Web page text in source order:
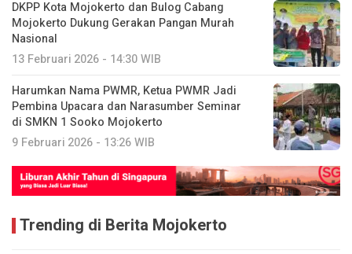
DKPP Kota Mojokerto dan Bulog Cabang
Mojokerto Dukung Gerakan Pangan Murah
Nasional
13 Februari 2026 - 14:30 WIB
Harumkan Nama PWMR, Ketua PWMR Jadi
Pembina Upacara dan Narasumber Seminar
di SMKN 1 Sooko Mojokerto
9 Februari 2026 - 13:26 WIB
Trending di Berita Mojokerto